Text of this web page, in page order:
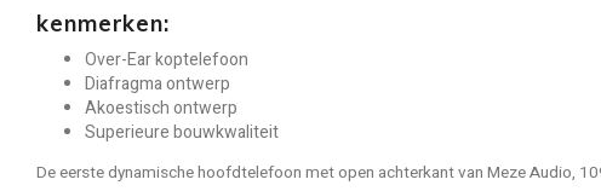
kenmerken:
Over-Ear koptelefoon
Diafragma ontwerp
Akoestisch ontwerp
Superieure bouwkwaliteit
De eerste dynamische hoofdtelefoon met open achterkant van Meze Audio,